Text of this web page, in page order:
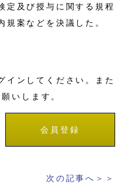
定及び授与に関する規程
規案などを決議した。
インしてください。また
いします。
会員登録
次の記事へ＞＞